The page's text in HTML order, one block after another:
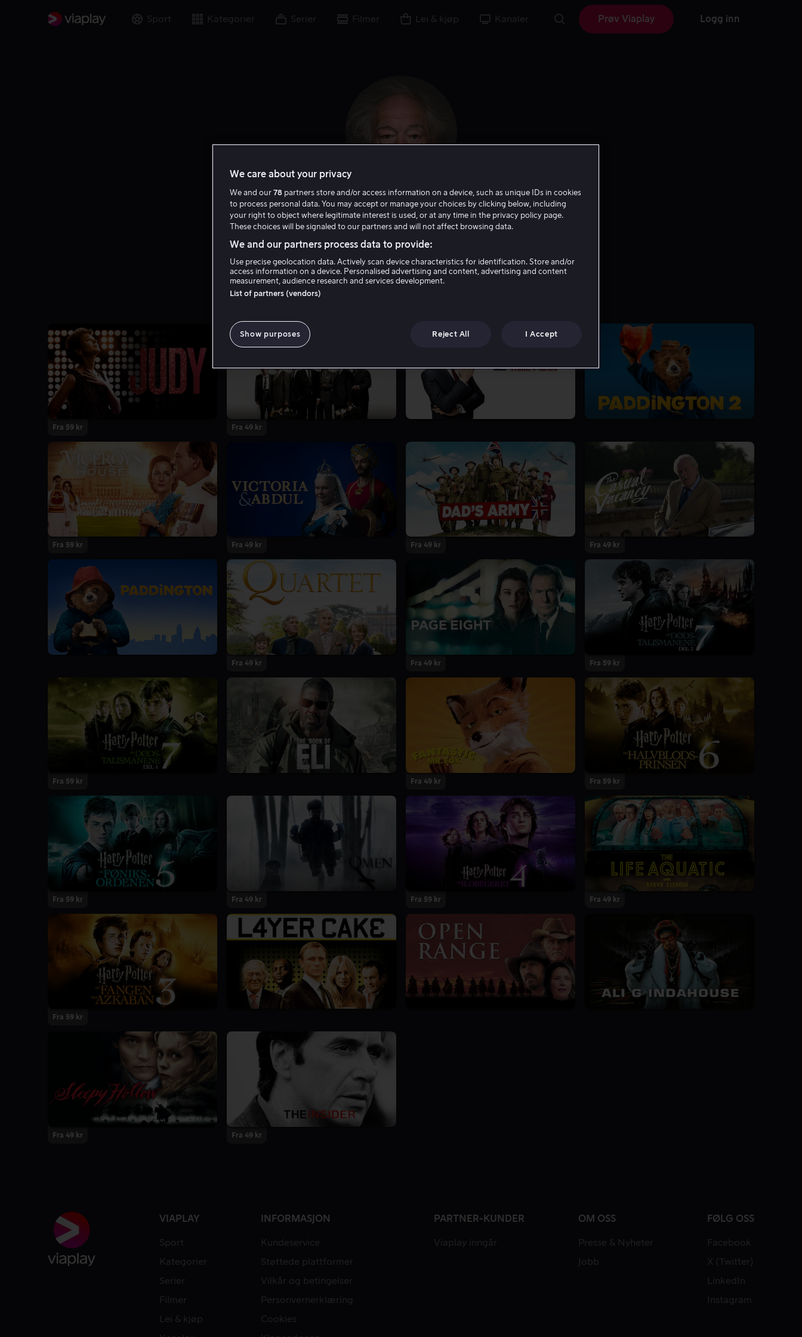
Sport Kategorier Serier Filmer Lei & kjøp Kanaler Prøv Viaplay Logg inn
Michael Gambon
Skuespiller Tale
Fra 59 kr Fra 49 kr
Fra 59 kr Fra 49 kr Fra 49 kr Fra 49 kr
Fra 49 kr Fra 49 kr Fra 59 kr
Fra 59 kr Fra 49 kr Fra 59 kr
Fra 59 kr Fra 49 kr Fra 59 kr Fra 49 kr
Fra 59 kr
Fra 49 kr Fra 49 kr
VIAPLAY
Sport
Kategorier
Serier
Filmer
Lei & kjøp
INFORMASJON
Kundeservice
Støttede plattformer
Vilkår og betingelser
Personvernerklæring
Cookies
PARTNER-KUNDER
Viaplay inngår
OM OSS
Presse & Nyheter
Jobb
FØLG OSS
Facebook
X (Twitter)
LinkedIn
Instagram
We care about your privacy
We and our 78 partners store and/or access information on a device, such as unique IDs in cookies
to process personal data. You may accept or manage your choices by clicking below, including
your right to object where legitimate interest is used, or at any time in the privacy policy page.
These choices will be signaled to our partners and will not affect browsing data.
We and our partners process data to provide:
Use precise geolocation data. Actively scan device characteristics for identification. Store and/or
access information on a device. Personalised advertising and content, advertising and content
measurement, audience research and services development.
List of partners (vendors)
Show purposes Reject All I Accept